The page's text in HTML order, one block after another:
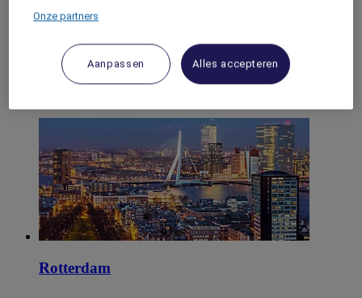
Rotterdam
Onze partners
Aanpassen Alles accepteren